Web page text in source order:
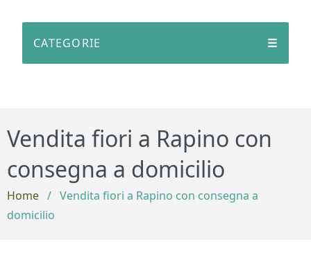
CATEGORIE ☰
Vendita fiori a Rapino con
consegna a domicilio
Home / Vendita fiori a Rapino con consegna a
domicilio